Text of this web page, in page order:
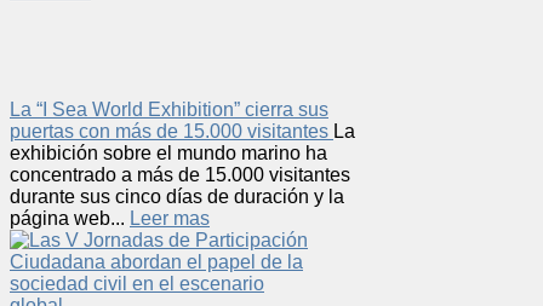
La “I Sea World Exhibition” cierra sus
puertas con más de 15.000 visitantes La
exhibición sobre el mundo marino ha
concentrado a más de 15.000 visitantes
durante sus cinco días de duración y la
página web... Leer mas